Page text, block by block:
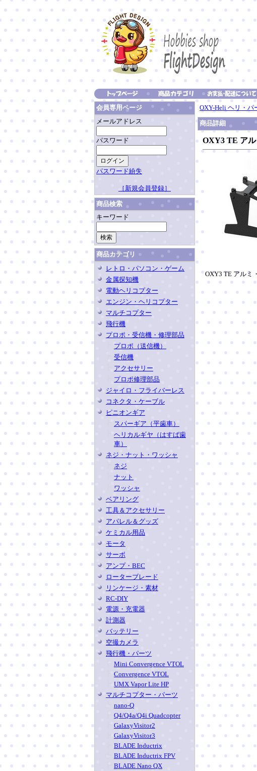
会員専用ページ
メールアドレス
パスワード
パスワード紛失
［新規会員登録］
商品検索
キーワード
商品カテゴリ
レトロ・パソコン・ゲーム
金属探知機
電動ヘリコプター
エンジン・ヘリコプター
マルチコプター
飛行機
プロポ・受信機・修理部品
プロポ（送信機）
受信機
アクセサリー
プロポ修理部品
ジャイロ・フライバーレス
コネクタ・ケーブル
ピニオンギア
スパーギア（平歯車）
ヘリカルギヤ（はすば歯
車）
ネジ・ナット・ワッシャ
ネジ
ナット
ワッシャ
ベアリング
工具＆アクセサリー
アパレル＆グッズ
ケミカル用品
モータ
サーボ
アンプ・BEC
ローターブレード
リンケージ・素材
RC-DIY
電源・充電器
計測器
バッテリー
空撮カメラ
飛行機・パーツ
Mini Convergence VTOL
Convergence VTOL
UMX Vapor Lite HP
マルチコプター・パーツ
nano-Q
Q4/Q4a/Q4i Quadcopter
GalaxyVisitor2
GalaxyVisitor3
BLADE Inductrix
BLADE Inductrix FPV
BLADE Nano QX
OXY-Heli ヘリ・パ
商品詳細
OXY3 TE ア
OXY3 TE アルミ